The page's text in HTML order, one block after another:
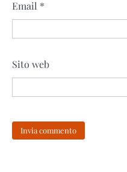
Email *
Sito web